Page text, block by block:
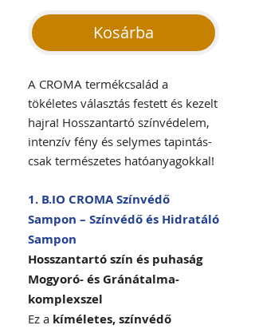
Kosárba
A CROMA termékcsalád a
tökéletes választás festett és kezelt
hajra! Hosszantartó színvédelem,
intenzív fény és selymes tapintás-
csak természetes hatóanyagokkal!
1. B.IO CROMA Színvédő
Sampon – Színvédő és Hidratáló
Sampon
Hosszantartó szín és puhaság
Mogyoró- és Gránátalma-
komplexszel
Ez a kíméletes, színvédő